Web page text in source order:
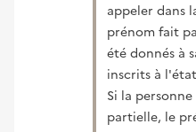
appeler dans
prénom fait
été donnés à
inscrits à
Si la
partielle, le